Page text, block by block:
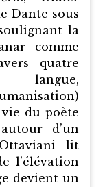
Dante sous
la
comme
quatre
langue,
du poète
d’un
lit
l’élévation
devient un